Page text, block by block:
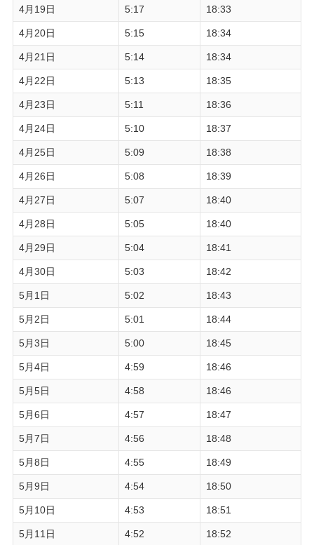
4月19日 5:17 18:33
4月20日 5:15 18:34
4月21日 5:14 18:34
4月22日 5:13 18:35
4月23日 5:11 18:36
4月24日 5:10 18:37
4月25日 5:09 18:38
4月26日 5:08 18:39
4月27日 5:07 18:40
4月28日 5:05 18:40
4月29日 5:04 18:41
4月30日 5:03 18:42
5月1日 5:02 18:43
5月2日 5:01 18:44
5月3日 5:00 18:45
5月4日 4:59 18:46
5月5日 4:58 18:46
5月6日 4:57 18:47
5月7日 4:56 18:48
5月8日 4:55 18:49
5月9日 4:54 18:50
5月10日 4:53 18:51
5月11日 4:52 18:52